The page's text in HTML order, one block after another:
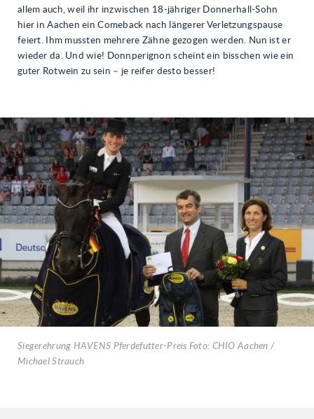
allem auch, weil ihr inzwischen 18-jähriger Donnerhall-Sohn
hier in Aachen ein Comeback nach längerer Verletzungspause
feiert. Ihm mussten mehrere Zähne gezogen werden. Nun ist er
wieder da. Und wie! Donnperignon scheint ein bisschen wie ein
guter Rotwein zu sein – je reifer desto besser!
Siegerehrung HAVENS Pferdefutter-Preis Foto: CHIO Aachen /
Michael Strauch